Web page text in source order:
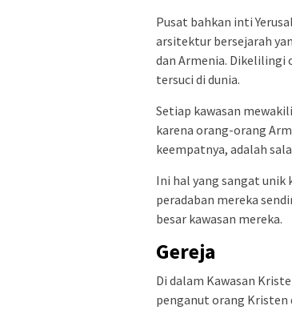
Pusat bahkan inti
arsitektur bersejarah
dan Armenia. Dikelilingi
tersuci di dunia.
Setiap kawasan
karena orang-orang
keempatnya, adalah
Ini hal yang sangat unik
peradaban mereka
besar kawasan mereka.
Gereja
Di dalam Kawasan
penganut orang Kristen